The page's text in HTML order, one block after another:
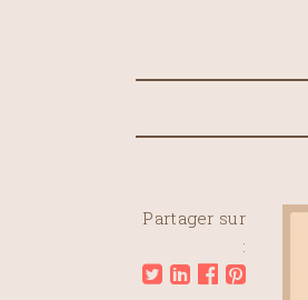
Partager sur
: